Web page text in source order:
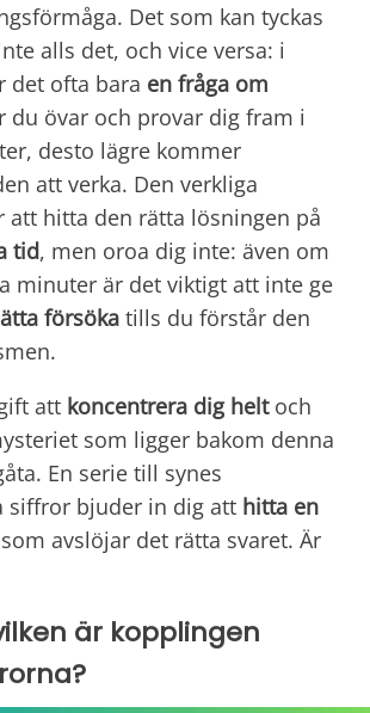
Det som kan tyckas
alls det, och vice versa: i
det ofta bara en fråga om
du övar och provar dig fram i
desto lägre kommer
att verka. Den verkliga
att hitta den rätta lösningen på
tid, men oroa dig inte: även om
minuter är det viktigt att inte ge
försöka tills du förstår den
att koncentrera dig heltoch
som ligger bakom denna
En serie till synes
siffror bjuder in dig att hitta en
avslöjar det rätta svaret. Är
är kopplingen